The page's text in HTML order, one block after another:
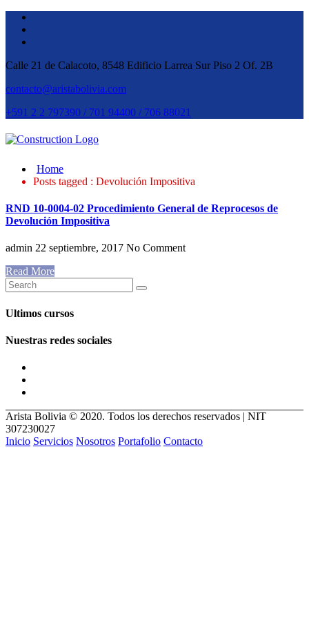
Calle 21 de Calacoto, 8548 Edificio Larrea Sur Piso 2 Of. 2B
contacto@aristabolivia.com
+591 2 2 797390 / 701 94400 / 706 88021
Home
Posts tagged : Devolución Impositiva
RND 10-0004-02 Procedimiento General de Reprocesos de
Devolución Impositiva
admin 22 septiembre, 2017 No Comment
Read More
Ultimos cursos
Nuestras redes sociales
Arista Bolivia © 2020. Todos los derechos reservados | NIT
307230027
Inicio Servicios Nosotros Portafolio Contacto